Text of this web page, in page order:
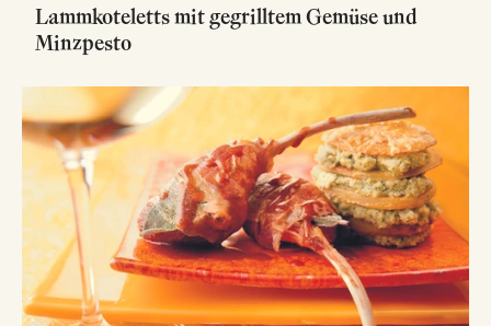
Lammkoteletts mit gegrilltem Gemüse und
Minzpesto